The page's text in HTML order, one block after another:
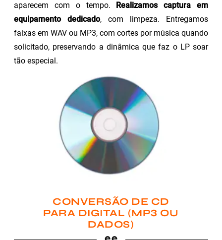
aparecem com o tempo.
Realizamos captura em
equipamento dedicado, com limpeza. Entregamos
faixas em WAV ou MP3, com cortes por música quando
solicitado, preservando a dinâmica que faz o LP soar
tão especial.
CONVERSÃO DE CD
PARA DIGITAL (MP3 OU
DADOS)